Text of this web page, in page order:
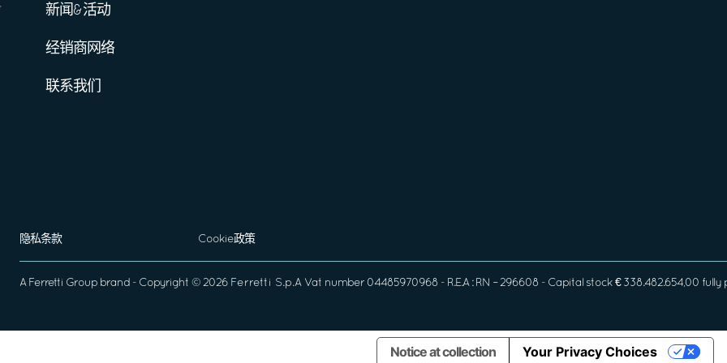
新闻&活动
经销商网络
联系我们
隐私条款 Cookie政策
A Ferretti Group brand - Copyright © 2026 Ferretti S.p.A Vat number 04485970968 - R.E.A : RN – 296608 - Capital stock € 338.482.654,00 fully
Notice at collection Your Privacy Choices